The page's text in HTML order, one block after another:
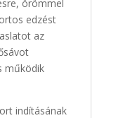
örömmel
edzést
az
működik
indításának